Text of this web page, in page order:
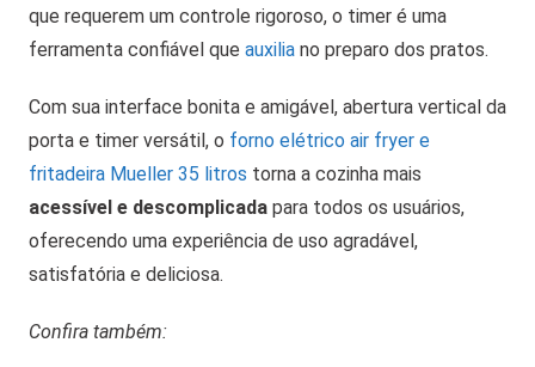
que requerem um controle rigoroso, o timer é uma
ferramenta confiável que auxilia no preparo dos pratos.
Com sua interface bonita e amigável, abertura vertical da
porta e timer versátil, o forno elétrico air fryer e
fritadeira Mueller 35 litros torna a cozinha mais
acessível e descomplicada para todos os usuários,
oferecendo uma experiência de uso agradável,
satisfatória e deliciosa.
Confira também: